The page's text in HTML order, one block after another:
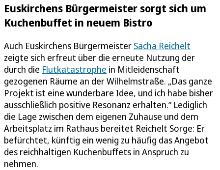
Euskirchens Bürgermeister sorgt sich um
Kuchenbuffet in neuem Bistro
Auch Euskirchens Bürgermeister Sacha Reichelt
zeigte sich erfreut über die erneute Nutzung der
durch die Flutkatastrophe in Mitleidenschaft
gezogenen Räume an der Wilhelmstraße. „Das ganze
Projekt ist eine wunderbare Idee, und ich habe bisher
ausschließlich positive Resonanz erhalten.“ Lediglich
die Lage zwischen dem eigenen Zuhause und dem
Arbeitsplatz im Rathaus bereitet Reichelt Sorge: Er
befürchtet, künftig ein wenig zu häufig das Angebot
des reichhaltigen Kuchenbuffets in Anspruch zu
nehmen.